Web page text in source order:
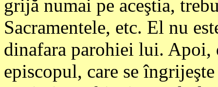
grijă numai pe aceştia,
Sacramentele, etc. El nu
dinafara parohiei lui. Apoi,
episcopul, care se